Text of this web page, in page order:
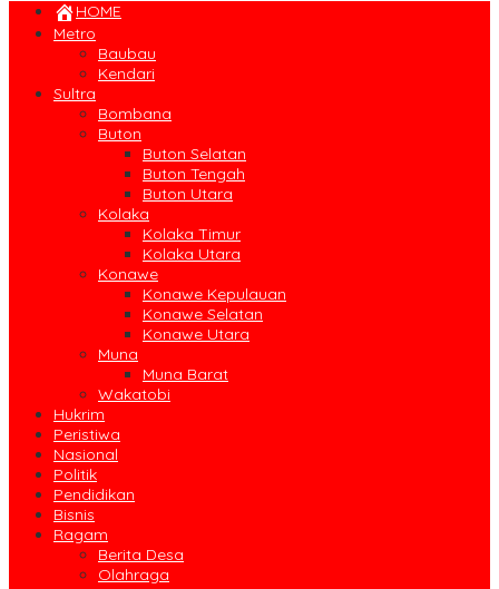
HOME
Metro
Baubau
Kendari
Sultra
Bombana
Buton
Buton Selatan
Buton Tengah
Buton Utara
Kolaka
Kolaka Timur
Kolaka Utara
Konawe
Konawe Kepulauan
Konawe Selatan
Konawe Utara
Muna
Muna Barat
Wakatobi
Hukrim
Peristiwa
Nasional
Politik
Pendidikan
Bisnis
Ragam
Berita Desa
Olahraga